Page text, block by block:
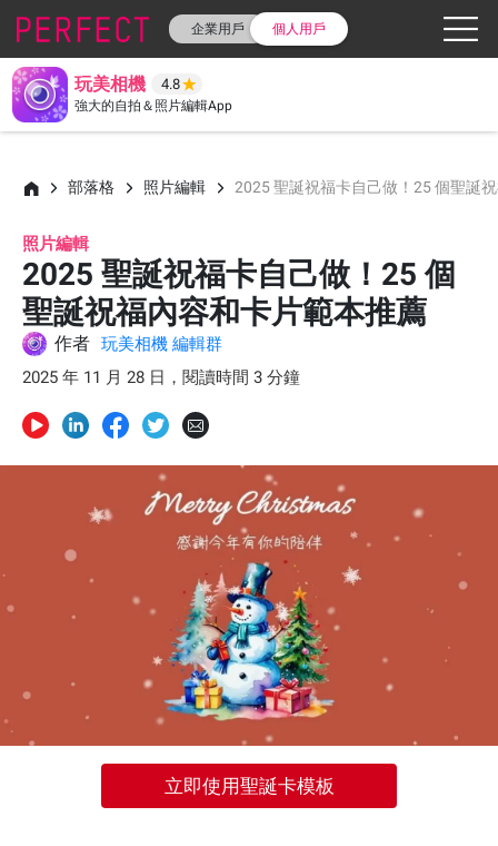
企業用戶 個人用戶
玩美相機 4.8
強大的自拍＆照片編輯App
部落格 照片編輯 2025 聖誕祝福卡自己做！25 個聖誕
照片編輯
2025 聖誕祝福卡自己做！25 個
聖誕祝福內容和卡片範本推薦
作者 玩美相機 編輯群
2025 年 11 月 28 日，閱讀時間 3 分鐘
立即使用聖誕卡模板